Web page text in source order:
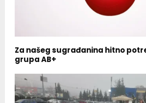
Za našeg sugrađanina hitno
grupa AB+